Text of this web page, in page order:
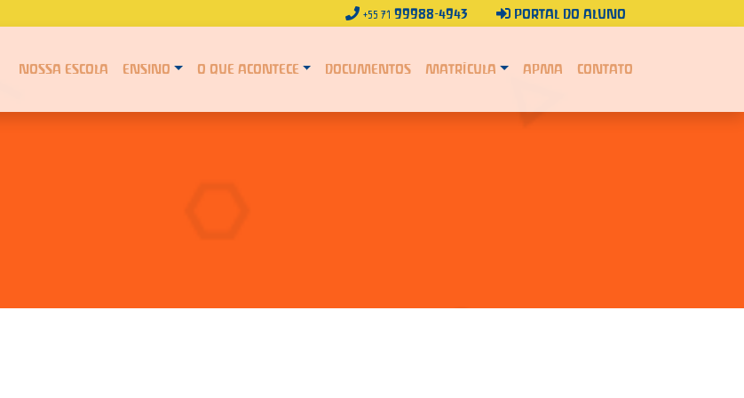
+55 71 99988-4943 PORTAL DO ALUNO
NOSSA ESCOLA ENSINO O QUE ACONTECE DOCUMENTOS MATRÍCULA APMA CONTATO